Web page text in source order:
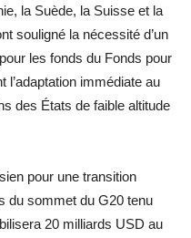
la Suède, la Suisse et la
souligné la nécessité d’un
les fonds du Fonds pour
l’adaptation immédiate au
des États de faible altitude
pour une transition
du sommet du G20 tenu
20 milliards USD au